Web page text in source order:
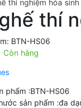
thí
BTN-HS06
Còn hàng
phẩm :BTN-HS06
sản phẩm :đa